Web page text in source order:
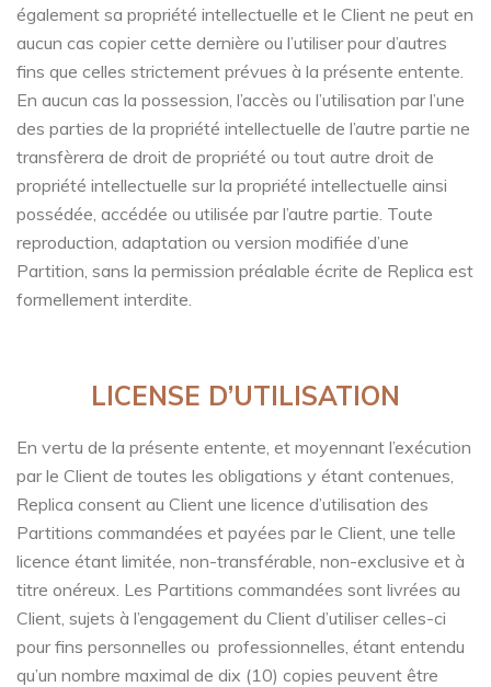
également sa propriété intellectuelle et le Client ne peut en
aucun cas copier cette dernière ou l’utiliser pour d’autres
fins que celles strictement prévues à la présente entente.
En aucun cas la possession, l’accès ou l’utilisation par l’une
des parties de la propriété intellectuelle de l’autre partie ne
transfèrera de droit de propriété ou tout autre droit de
propriété intellectuelle sur la propriété intellectuelle ainsi
possédée, accédée ou utilisée par l’autre partie. Toute
reproduction, adaptation ou version modifiée d’une
Partition, sans la permission préalable écrite de Replica est
formellement interdite.
LICENSE D’UTILISATION
En vertu de la présente entente, et moyennant l’exécution
par le Client de toutes les obligations y étant contenues,
Replica consent au Client une licence d’utilisation des
Partitions commandées et payées par le Client, une telle
licence étant limitée, non-transférable, non-exclusive et à
titre onéreux. Les Partitions commandées sont livrées au
Client, sujets à l’engagement du Client d’utiliser celles-ci
pour fins personnelles ou professionnelles, étant entendu
qu’un nombre maximal de dix (10) copies peuvent être